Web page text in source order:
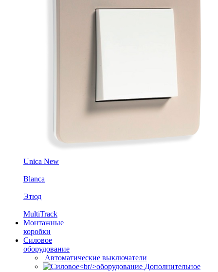
Unica New
Blanca
Этюд
MultiTrack
Монтажные
коробки
Силовое
оборудование
Автоматические выключатели
Дополнительное